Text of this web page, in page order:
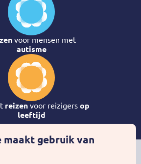
voor mensen met
autisme
reizenvoor reizigers op
leeftijd
maakt gebruik van